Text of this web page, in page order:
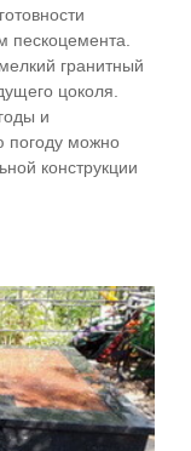
пескоцемента.
гранитный
цоколя.
и
погоду можно
конструкции